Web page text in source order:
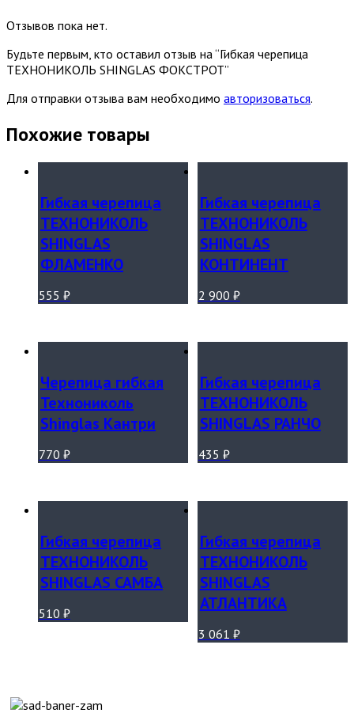
Отзывов пока нет.
Будьте первым, кто оставил отзыв на “Гибкая черепица
ТЕХНОНИКОЛЬ SHINGLAS ФОКСТРОТ”
Для отправки отзыва вам необходимо авторизоваться.
Похожие товары
Гибкая черепица
ТЕХНОНИКОЛЬ
SHINGLAS
ФЛАМЕНКО
555 ₽
Гибкая черепица
ТЕХНОНИКОЛЬ
SHINGLAS
КОНТИНЕНТ
2 900 ₽
Черепица гибкая
Технониколь
Shinglas Кантри
770 ₽
Гибкая черепица
ТЕХНОНИКОЛЬ
SHINGLAS РАНЧО
435 ₽
Гибкая черепица
ТЕХНОНИКОЛЬ
SHINGLAS САМБА
510 ₽
Гибкая черепица
ТЕХНОНИКОЛЬ
SHINGLAS
АТЛАНТИКА
3 061 ₽